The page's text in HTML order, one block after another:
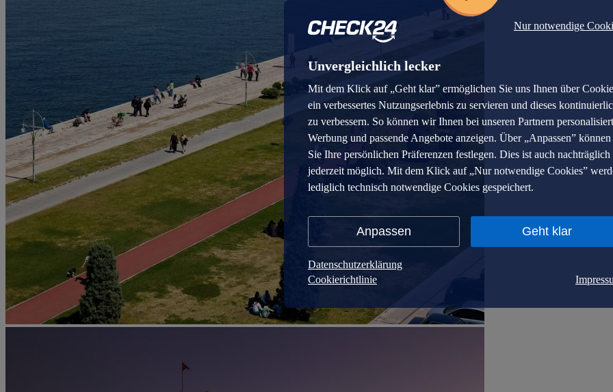
Nur notwendige
Unvergleichlich lecker
Mit dem Klick auf „Geht klar” ermöglichen Sie uns Ihnen über
ein verbessertes Nutzungserlebnis zu servieren und dieses
zu verbessern. So können wir Ihnen bei unseren Partnern
Werbung und passende Angebote anzeigen. Über „Anpassen” können
Sie Ihre persönlichen Präferenzen festlegen. Dies ist auch nachträglich
jederzeit möglich. Mit dem Klick auf „Nur notwendige Cookies”
lediglich technisch notwendige Cookies gespeichert.
Anpassen Geht klar
Datenschutzerklärung
Cookierichtlinie